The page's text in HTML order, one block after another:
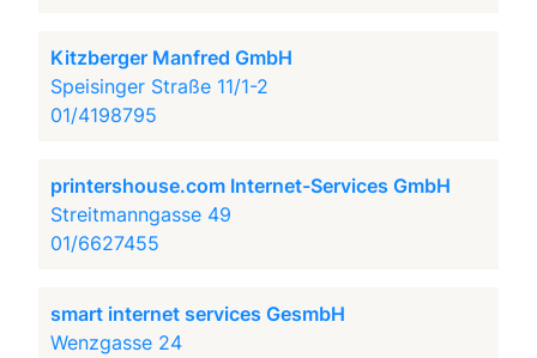
Kitzberger Manfred GmbH
Speisinger Straße 11/1-2
01/4198795
printershouse.com Internet-Services GmbH
Streitmanngasse 49
01/6627455
smart internet services GesmbH
Wenzgasse 24